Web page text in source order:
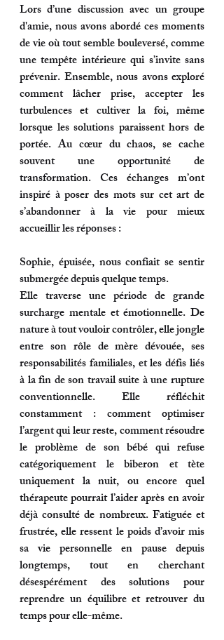
Lors d’une discussion avec un groupe
d'amie, nous avons abordé ces moments
de vie où tout semble bouleversé, comme
une tempête intérieure qui s’invite sans
prévenir. Ensemble, nous avons exploré
comment lâcher prise, accepter les
turbulences et cultiver la foi, même
lorsque les solutions paraissent hors de
portée. Au cœur du chaos, se cache
souvent une opportunité de
transformation. Ces échanges m’ont
inspiré à poser des mots sur cet art de
s’abandonner à la vie pour mieux
accueillir les réponses :
Sophie, épuisée, nous confiait se sentir
submergée depuis quelque temps.
Elle traverse une période de grande
surcharge mentale et émotionnelle. De
nature à tout vouloir contrôler, elle jongle
entre son rôle de mère dévouée, ses
responsabilités familiales, et les défis liés
à la fin de son travail suite à une rupture
conventionnelle. Elle réfléchit
constamment : comment optimiser
l’argent qui leur reste, comment résoudre
le problème de son bébé qui refuse
catégoriquement le biberon et tète
uniquement la nuit, ou encore quel
thérapeute pourrait l’aider après en avoir
déjà consulté de nombreux. Fatiguée et
frustrée, elle ressent le poids d’avoir mis
sa vie personnelle en pause depuis
longtemps, tout en cherchant
désespérément des solutions pour
reprendre un équilibre et retrouver du
temps pour elle-même.